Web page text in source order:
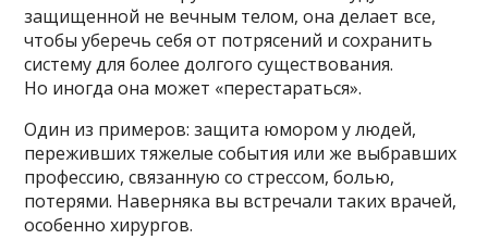
защищенной не вечным телом, она делает все,
чтобы уберечь себя от потрясений и сохранить
систему для более долгого существования.
Но иногда она может «перестараться».
Один из примеров: защита юмором у людей,
переживших тяжелые события или же выбравших
профессию, связанную со стрессом, болью,
потерями. Наверняка вы встречали таких врачей,
особенно хирургов.